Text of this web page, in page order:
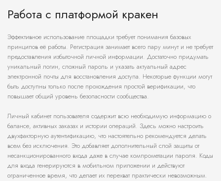
Работа с платформой кракен
Эффективное использование площадки требует понимания базовых
принципов её работы. Регистрация занимает всего пару минут и не требует
предоставления избыточной личной информации. Достаточно придумать
уникальный логин, сложный пароль и указать актуальный адрес
электронной почты для восстановления доступа. Некоторые функции могут
быть доступны только после прохождения простой верификации, что
повышает общий уровень безопасности сообщества.
Личный кабинет пользователя содержит всю необходимую информацию о
балансе, активных заказах и истории операций. Здесь можно настроить
двухфакторную аутентификацию, что настоятельно рекомендуется делать
всем без исключения. Это добавляет дополнительный слой защиты от
несанкционированного входа даже в случае компрометации пароля. Коды
для входа генерируются в мобильном приложении и действуют
ограниченное время, что делает их перехват практически невозможным.